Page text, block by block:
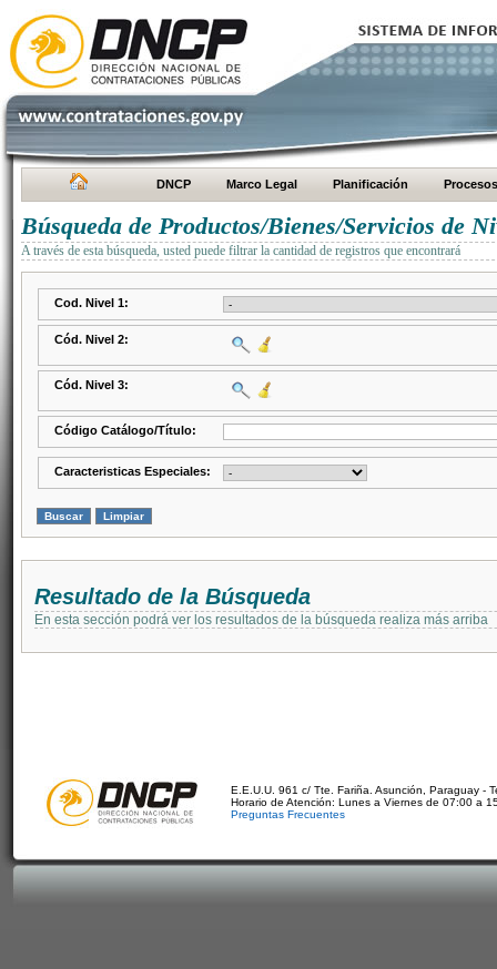
DNCP Marco Legal Planificación Procesos
Búsqueda de Productos/Bienes/Servicios de
A través de esta búsqueda, usted puede filtrar la cantidad de registros que encontrará
Cod. Nivel 1:
Cód. Nivel 2:
Cód. Nivel 3:
Código Catálogo/Título:
Caracteristicas Especiales:
Resultado de la Búsqueda
En esta sección podrá ver los resultados de la búsqueda realiza más arriba
E.E.U.U. 961 c/ Tte. Fariña. Asunción, Paraguay -
Horario de Atención: Lunes a Viernes de 07:00 a
Preguntas Frecuentes